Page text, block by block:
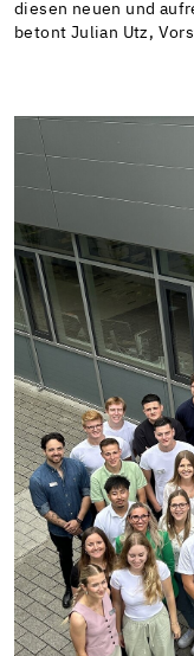
diesen neuen und
betont Julian Utz,